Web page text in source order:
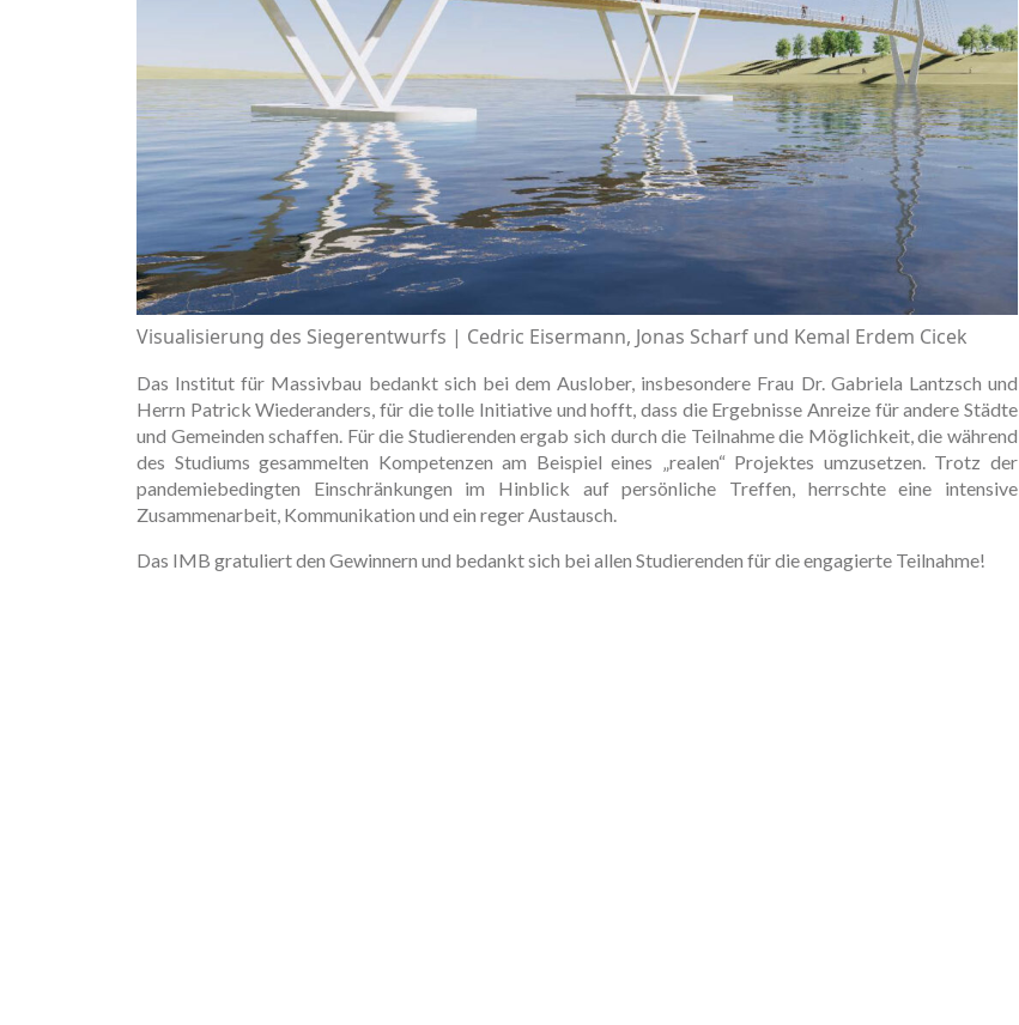
Visualisierung des Siegerentwurfs | Cedric Eisermann, Jonas Scharf und Kemal Erdem Cicek
Das Institut für Massivbau bedankt sich bei dem Auslober, insbesondere Frau Dr. Gabriela Lantzsch und
Herrn Patrick Wiederanders, für die tolle Initiative und hofft, dass die Ergebnisse Anreize für andere Städte
und Gemeinden schaffen. Für die Studierenden ergab sich durch die Teilnahme die Möglichkeit, die während
des Studiums gesammelten Kompetenzen am Beispiel eines „realen“ Projektes umzusetzen. Trotz der
pandemiebedingten Einschränkungen im Hinblick auf persönliche Treffen, herrschte eine intensive
Zusammenarbeit, Kommunikation und ein reger Austausch.
Das IMB gratuliert den Gewinnern und bedankt sich bei allen Studierenden für die engagierte Teilnahme!